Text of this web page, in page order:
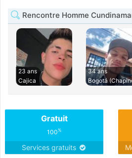
Rencontre Homme
23 ans
Cajica
34 ans
Bogotá
Gratuit
100%
Services gratuits